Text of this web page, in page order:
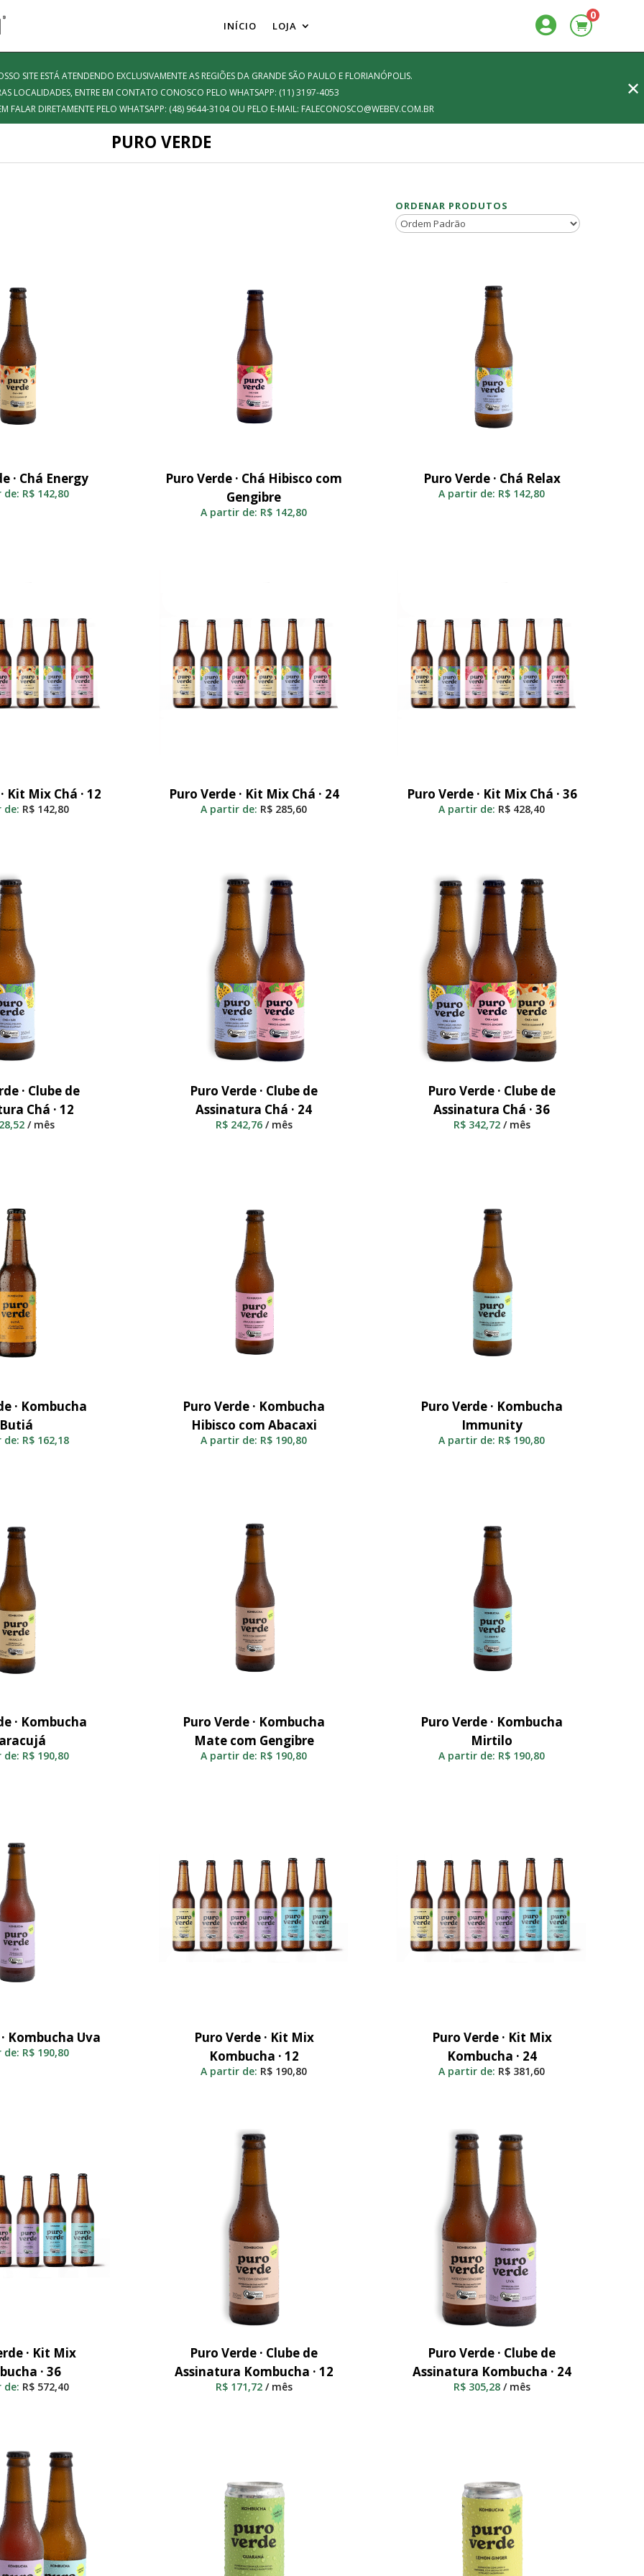
INÍCIO LOJA  0
SITE ESTÁ ATENDENDO EXCLUSIVAMENTE AS REGIÕES DA GRANDE SÃO PAULO E FLORIANÓPOLIS.
LOCALIDADES, ENTRE EM CONTATO CONOSCO PELO WHATSAPP: (11) 3197-4053
FALAR DIRETAMENTE PELO WHATSAPP: (48) 9644-3104 OU PELO E-MAIL: FALECONOSCO@WEBEV.COM.BR
✕
PURO VERDE
· Chá Energy
de: R$ 142,80 Selecionar
Puro Verde · Chá Hibisco com
Gengibre
A partir de: R$ 142,80
Selecionar
Puro Verde · Chá Relax
A partir de: R$ 142,80
Ao Carrinho
Kit Mix Chá · 12
de: R$ 142,80 Adicionar Ao Carrinho
Puro Verde · Kit Mix Chá · 24
A partir de: R$ 285,60 Adicionar Ao Carrinho
Puro Verde · Kit Mix Chá · 36
A partir de: R$ 428,40
Ao Carrinho
· Clube de
Chá · 12
/ mês
Adicionar Ao Carrinho
Puro Verde · Clube de
Assinatura Chá · 24
R$242,76 / mês
Adicionar Ao Carrinho
Puro Verde · Clube de
Assinatura Chá · 36
R$342,72 / mês
Selecionar
· Kombucha
Butiá
de: R$ 162,18
Selecionar
Puro Verde · Kombucha
Hibisco com Abacaxi
A partir de: R$ 190,80
Selecionar
Puro Verde · Kombucha
Immunity
A partir de: R$ 190,80
· Kombucha
de: R$ 190,80
Selecionar
Puro Verde · Kombucha
Mate com Gengibre
A partir de: R$ 190,80
Selecionar
Puro Verde · Kombucha
Mirtilo
A partir de: R$ 190,80
Kombucha Uva
de: R$ 190,80 Adicionar Ao Carrinho
Puro Verde · Kit Mix
Kombucha · 12
A partir de: R$ 190,80
Adicionar Ao Carrinho
Puro Verde · Kit Mix
Kombucha · 24
A partir de: R$ 381,60
Ao Carrinho
· Kit Mix
· 36
de: R$ 572,40
Adicionar Ao Carrinho
Puro Verde · Clube de
Assinatura Kombucha · 12
R$171,72 / mês
Adicionar Ao Carrinho
Puro Verde · Clube de
Assinatura Kombucha · 24
R$305,28 / mês